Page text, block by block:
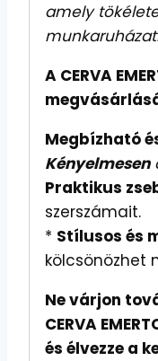
amely
A CERVA
Megbízható
Kényelmesen
Praktikus
szerszámait.
* Stílusos és
kölcsönözhet
Ne várjon
CERVA
és élvezze a